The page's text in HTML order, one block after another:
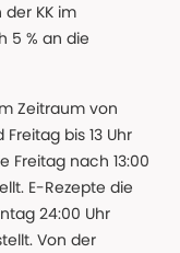
der KK im
5 % an die
Zeitraum von
bis 13 Uhr
Freitag nach 13:00
E-Rezepte die
24:00 Uhr
Von der